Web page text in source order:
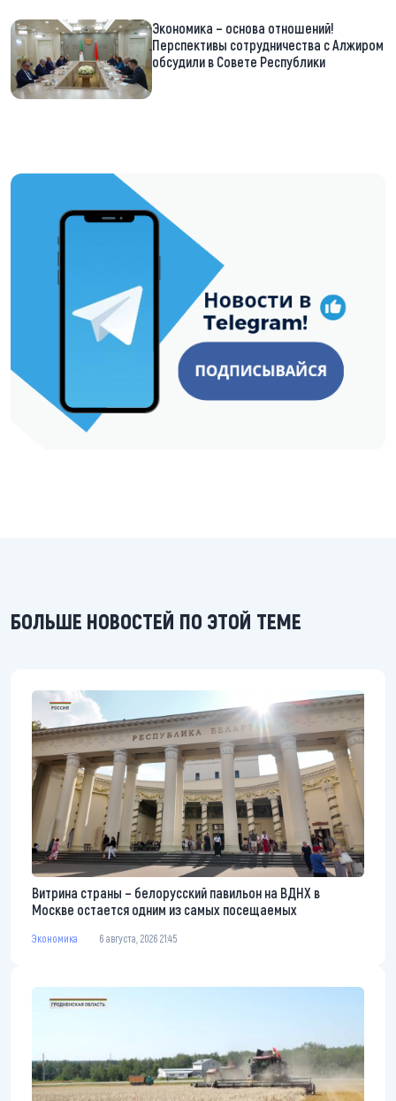
Экономика – основа отношений!
Перспективы сотрудничества с Алжиром
обсудили в Совете Республики
https://t.me/minskctvby
БОЛЬШЕ НОВОСТЕЙ ПО ЭТОЙ ТЕМЕ
Витрина страны – белорусский павильон на ВДНХ в
Москве остается одним из самых посещаемых
Экономика 6 августа, 2026 21:45